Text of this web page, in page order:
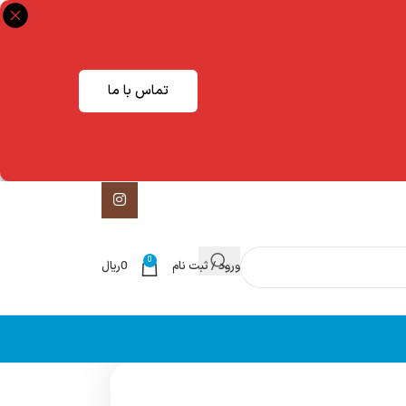
تماس با ما
ورود / ثبت نام 0
0ریال